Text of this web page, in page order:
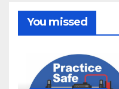
You missed